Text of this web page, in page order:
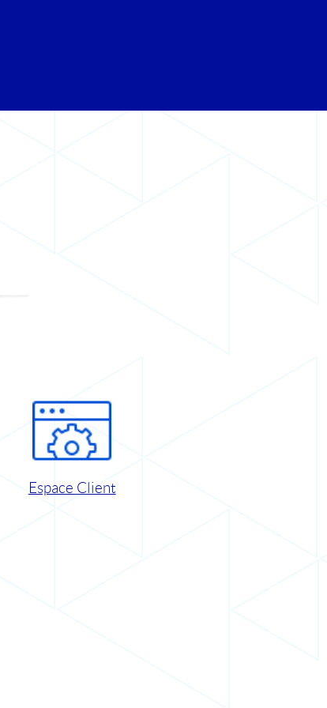
Espace Client